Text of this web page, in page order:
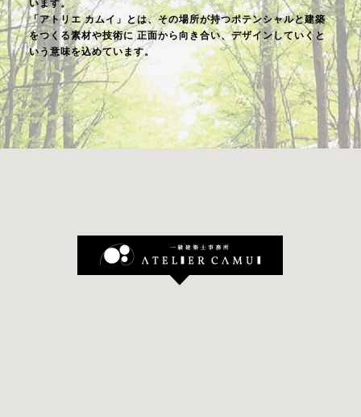
います。
「アトリエ カムイ」とは、その場所が持つポテンシャルと建築
をつくる素材や技術に 正面から向き合い、デザインしていくと
いう意味を込めています。